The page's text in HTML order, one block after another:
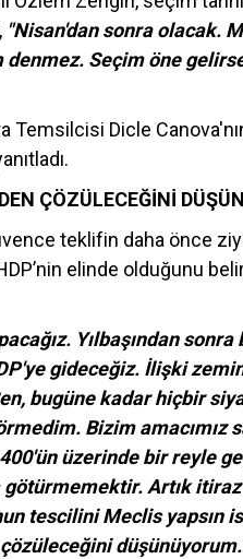
"Nisan'dan sonra olacak.
Seçim öne
Temsilcisi Dicle
ÇÖZÜLECEĞİNİ
teklifin daha önce
elinde olduğunu
Yılbaşından sonra
gideceğiz. İlişki
bugüne kadar hiçbir
Bizim amacımız
üzerinde bir reyle
Artık
tescilini Meclis yapsın